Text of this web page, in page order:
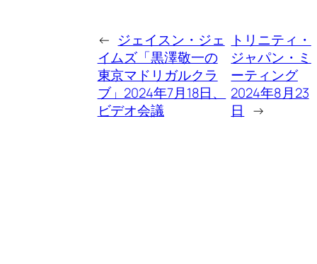
← ジェイスン・ジェ
イムズ「黒澤敬一の
東京マドリガルクラ
ブ」2024年7月18日、
ビデオ会議
トリニティ・
ジャパン・ミ
ーティング
2024年8月23
日
→